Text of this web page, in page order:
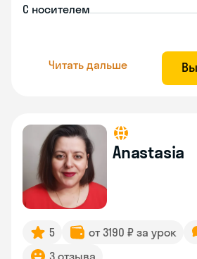
С носителем
Читать дальше
Anastasia
5 от 3190 ₽ за урок
3 отзыва